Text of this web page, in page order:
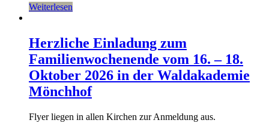
Weiterlesen
Herzliche Einladung zum
Familienwochenende vom 16. – 18.
Oktober 2026 in der Waldakademie
Mönchhof
Flyer liegen in allen Kirchen zur Anmeldung aus.